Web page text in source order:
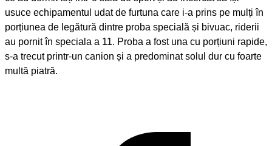
usuce echipamentul udat de furtuna care i-a prins pe mulți în
porțiunea de legătură dintre proba specială și bivuac, riderii
au pornit în speciala a 11. Proba a fost una cu porțiuni rapide,
s-a trecut printr-un canion și a predominat solul dur cu foarte
multă piatră.